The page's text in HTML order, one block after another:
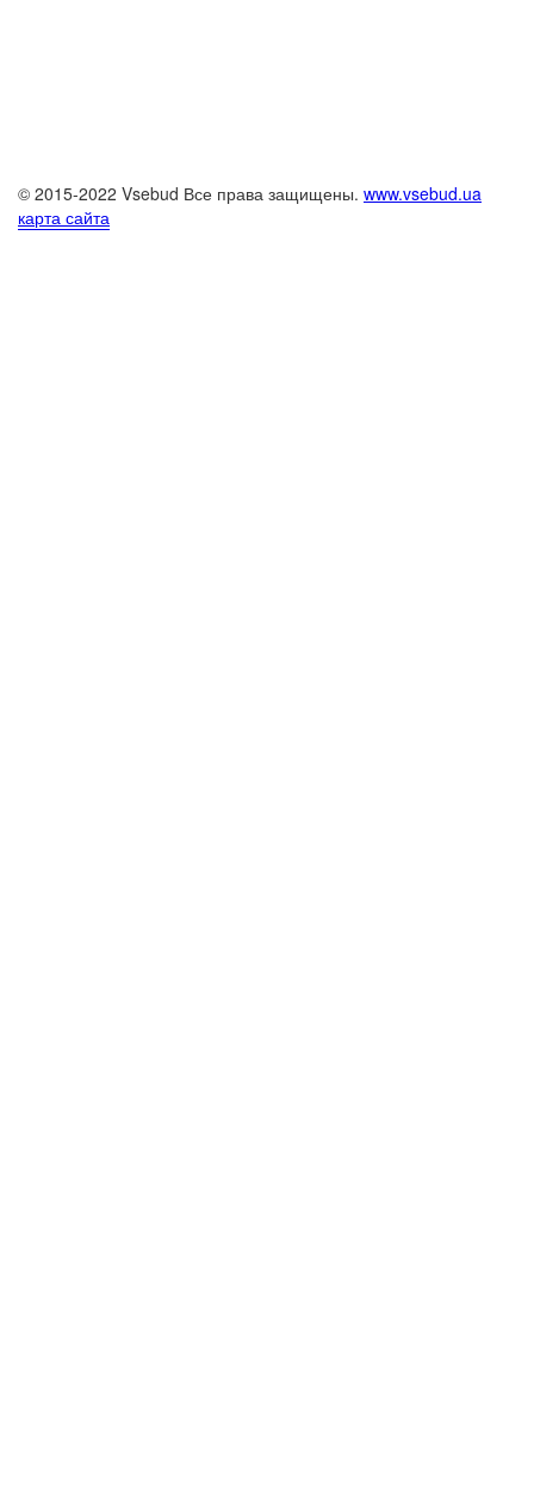
© 2015-2022 Vsebud Все права защищены. www.vsebud.ua
карта сайта